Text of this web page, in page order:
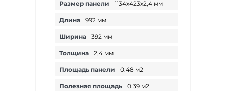
Размер панели 1134х423х2,4 мм
Длина 992 мм
Ширина 392 мм
Толщина 2,4 мм
Площадь панели 0.48 м2
Полезная площадь 0.39 м2